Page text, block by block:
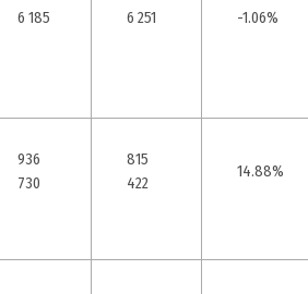
6 185 6 251 -1.06%
936
730
815
422
14.88%